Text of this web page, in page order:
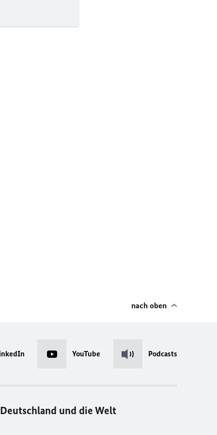
nach oben
YouTube Podcasts
Deutschland und die Welt